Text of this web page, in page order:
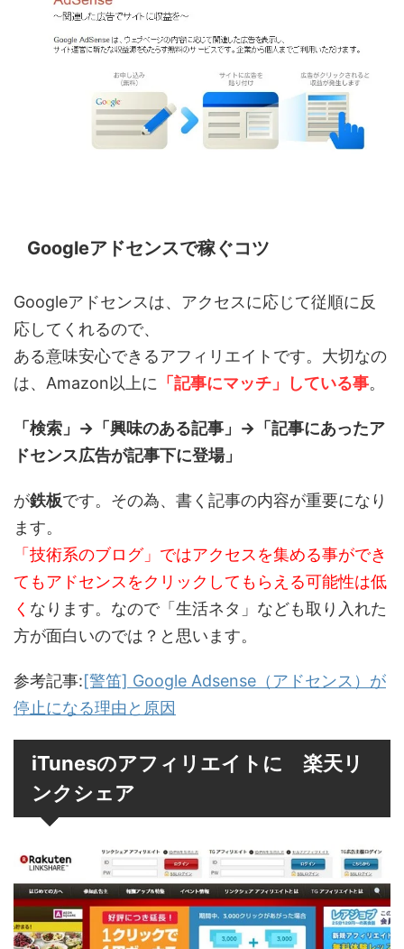
Googleアドセンスで稼ぐコツ
Googleアドセンスは、アクセスに応じて従順に反
応してくれるので、
ある意味安心できるアフィリエイトです。大切なの
は、Amazon以上に 「記事にマッチ」している事。
「検索」→「興味のある記事」→「記事にあったア
ドセンス広告が記事下に登場」
が鉄板です。その為、書く記事の内容が重要になり
ます。
「技術系のブログ」ではアクセスを集める事ができ
てもアドセンスをクリックしてもらえる可能性は低
く なります。なので「生活ネタ」なども取り入れた
方が面白いのでは？と思います。
参考記事:[警笛] Google Adsense（アドセンス）が
停止になる理由と原因
iTunesのアフィリエイトに 楽天リ
ンクシェア